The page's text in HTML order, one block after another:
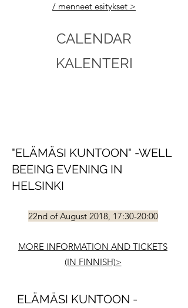
/ menneet esitykset >
CALENDAR
KALENTERI
"ELÄMÄSI KUNTOON" -WELL
BEEING EVENING IN
HELSINKI
22nd of August 2018, 17:30-20:00
MORE INFORMATION AND TICKETS
(IN FINNISH)>
ELÄMÄSI KUNTOON -